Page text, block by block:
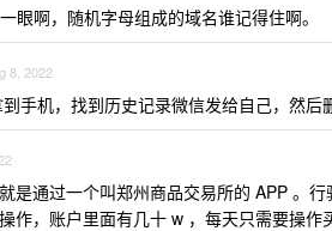
眼啊，随机字母组成的域名谁记得住啊。
8, 2022
手机，找到历史记录微信发给自己，然后
是通过一个叫郑州商品交易所的 APP 。
作，账户里面有几十 w ，每天只需要操